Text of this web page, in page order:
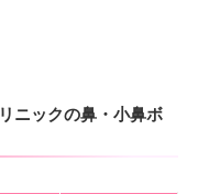
ニックの鼻・小鼻ボ